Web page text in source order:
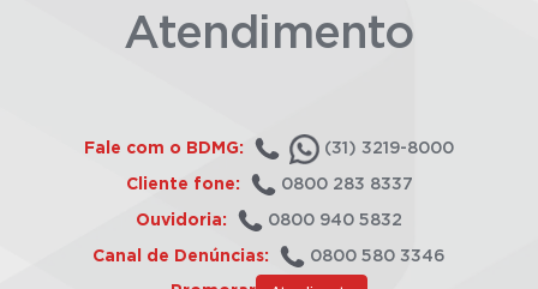
Atendimento
Fale com o BDMG: (31) 3219-8000
Cliente fone: 0800 283 8337
Ouvidoria: 0800 940 5832
Canal de Denúncias: 0800 580 3346